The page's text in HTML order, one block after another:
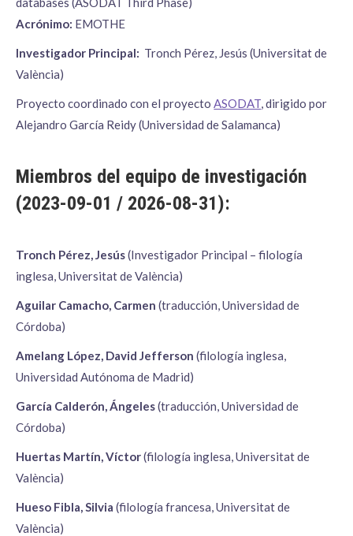
Acrónimo: EMOTHE
Investigador Principal: Tronch Pérez, Jesús (Universitat de
València)
Proyecto coordinado con el proyectoASODAT, dirigido por
Alejandro García Reidy (Universidad de Salamanca)
Miembros del equipo de investigación
(2023-09-01 / 2026-08-31):
Tronch Pérez, Jesús(Investigador Principal – filología
inglesa, Universitat de València)
Aguilar Camacho, Carmen(traducción, Universidad de
Córdoba)
Amelang López, David Jefferson (filología inglesa,
Universidad Autónoma de Madrid)
García Calderón, Ángeles(traducción, Universidad de
Córdoba)
Huertas Martín, Víctor(filología inglesa, Universitat de
València)
Hueso Fibla, Silvia (filología francesa, Universitat de
València)